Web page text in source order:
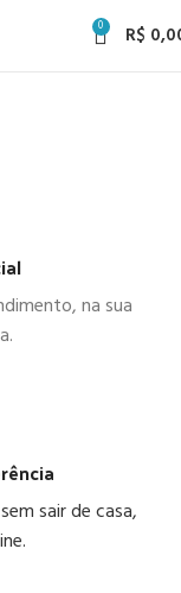
0 R$
na sua
sair de casa,